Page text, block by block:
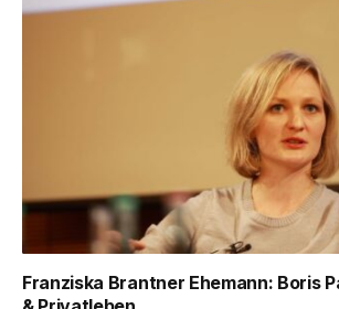
Franziska Brantner Ehemann: Boris